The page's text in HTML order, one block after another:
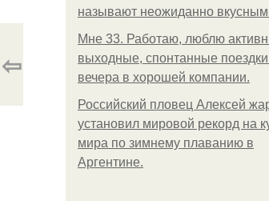
называют неожиданно
Мне 33. Работаю, люблю
выходные, спонтанные
вечера в хорошей компании.
Российский пловец Алексей
установил мировой рекорд на
мира по зимнему плаванию в
Аргентине.
⇦